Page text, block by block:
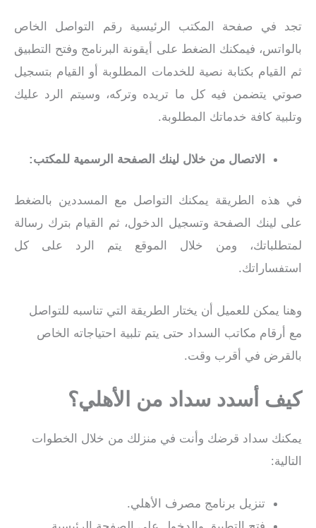
تجد في صفحة المكتب الرئيسية رقم التواصل الخاص
بالواتس، فيمكنك الضغط على أيقونة البرنامج وفتح التطبيق
ثم القيام بكتابة نصية للخدمات المطلوبة أو القيام بتسجيل
صوتي يتضمن فيه كل ما تريده وتركه، وسيتم الرد عليك
وتلبية كافة خدماتك المطلوبة.
الاتصال من خلال لينك الصفحة الرسمية للمكتب:
في هذه الطريقة يمكنك التواصل مع المسددين بالضغط
على لينك الصفحة وتسجيل الدخول، ثم القيام بترك رسالة
لمتطلباتك، ومن خلال الموقع يتم الرد على كل
استفساراتك.
وهنا يمكن للعميل أن يختار الطريقة التي تناسبه للتواصل
مع أرقام مكاتب السداد حتى يتم تلبية احتياجاته الخاص
بالقرض في أقرب وقت.
كيف أسدد سداد من الأهلي؟
يمكنك سداد قرضك وأنت في منزلك من خلال الخطوات
التالية:
تنزيل برنامج مصرف الأهلي.